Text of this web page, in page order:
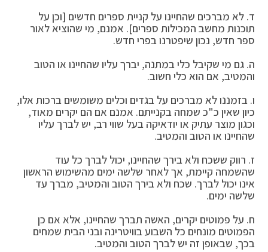
ד. לא מברכים שהחיינו על קניית ספרים חדשים [וכן על
תוכנות מחשב המכילות ספרים]. אמנם, מי שהוציא לאור
ספר חדש, נכון שיפטרנו בפרי חדש.
ה. גם מי שקיבל כלי במתנה, יברך עליו שהחיינו או הטוב
והמטיב, אם הוא כלי חשוב.
ו. בזמננו לא מברכים על בגדים וכלים משומשים ברכות אלו,
כיון שאין כ"כ שמחה בקנייתם. אמנם אם הם יקרים מאוד,
וכגון מוצר עתיק או יודאיקה בעל שווי רב, יש לברך עליו
שהחיינו או הטוב והמטיב.
ז. רווק ששכח ולא בירך שהחיינו, יכול לברך כל עוד
שהשמחה קיימת, אך לאחר שלשה ימים מהשימוש הראשון
אינו יכול לברך. שכח ולא בירך הטוב והמטיב, מברך עד
שלשה ימים.
ח. על פמוטים יקרים, האשה תברך שהחיינו, אלא אם כן
הפמוטים מונחים כל השבוע בוויטרינה ובני הבית שמחים
בכך, שבאופן זה יש לברך הטוב והמטיב.